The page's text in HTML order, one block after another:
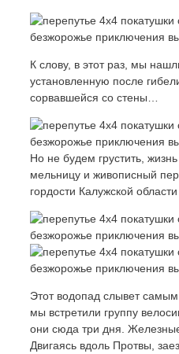
К слову, в этот раз, мы
установленную после
сорвавшейся со стены…
Но не будем грустить,
мельницу и живописный
гордости Калужской
Этот водопад слывет
мы встретили группу
они сюда три дня.
Двигаясь вдоль Протвы,